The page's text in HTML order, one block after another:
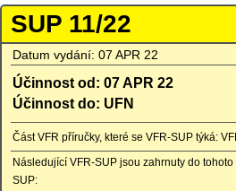
SUP 11/22
Datum vydání: 07 APR 22
Účinnost od: 07 APR 22
Účinnost do: UFN
Část VFR příručky, které se VFR-SUP týká:
Následující VFR-SUP jsou zahrnuty do
SUP: